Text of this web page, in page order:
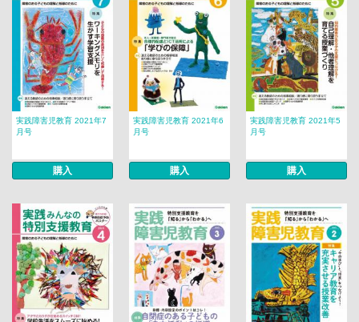
実践障害児教育 2021年7
月号
購入
実践障害児教育 2021年6
月号
購入
実践障害児教育 2021年5
月号
購入